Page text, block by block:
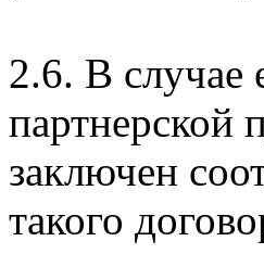
2.6. В случае
заключен
такого